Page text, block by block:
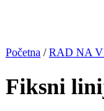
Početna /RAD NA
Fiksni